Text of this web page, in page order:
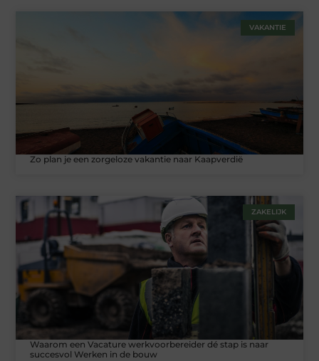
VAKANTIE
Zo plan je een zorgeloze vakantie naar Kaapverdië
ZAKELIJK
Waarom een Vacature werkvoorbereider dé stap is naar
succesvol Werken in de bouw